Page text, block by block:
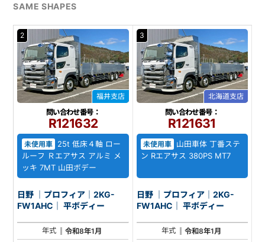
SAME SHAPES
2
福井支店
問い合わせ番号：
R121632
未使用車
25t 低床４軸 ロー
ルーフ Ｒエアサス アルミ メ
ッキ 7MT 山田ボデー
日野 ｜プロフィア｜2KG-
FW1AHC｜ 平ボディー
年式
令和8年1月
3
北海道支店
問い合わせ番号：
R121631
未使用車 山田車体 丁番ステ
ン Rエアサス 380PS MT7
日野 ｜プロフィア｜2KG-
FW1AHC｜ 平ボディー
年式
令和8年1月